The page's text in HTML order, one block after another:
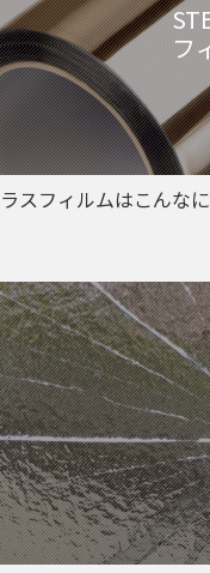
フ
スフィルムはこんな